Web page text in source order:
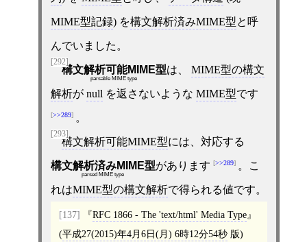
MIME型記録) を構文解析済みMIME型と呼
んでいました。
[292]
構文解析可能MIME型
parsable MIME type
は、 MIME型の構文
解析が nullを返さないような MIME型です
>>289 。
[293]
構文解析可能MIME型には、対応する
構文解析済みMIME型
parsed MIME type
があります >>289 。こ
れはMIME型の構文解析で得られる値です。
[137]
RFC 1866 - The 'text/html' Media Type
(平成27(2015)年4月6日(月) 6時12分54秒 版)